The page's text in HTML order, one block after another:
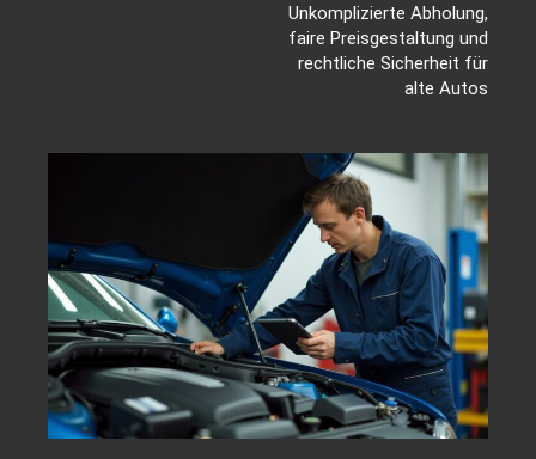
Unkomplizierte Abholung,
faire Preisgestaltung und
rechtliche Sicherheit für
alte Autos